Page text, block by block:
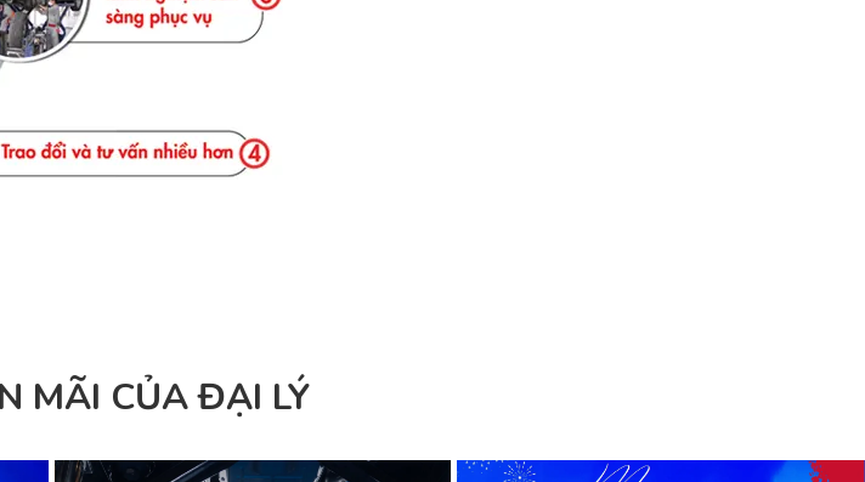
MÃI CỦA ĐẠI LÝ